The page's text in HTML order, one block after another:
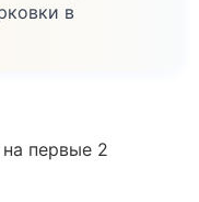
в
первые 2